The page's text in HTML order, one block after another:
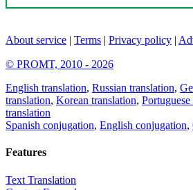
About service | Terms | Privacy policy |
© PROMT, 2010 - 2026
English translation, Russian translation,
translation, Korean translation,
translation
Spanish conjugation, English conjugation,
Features
Text Translation